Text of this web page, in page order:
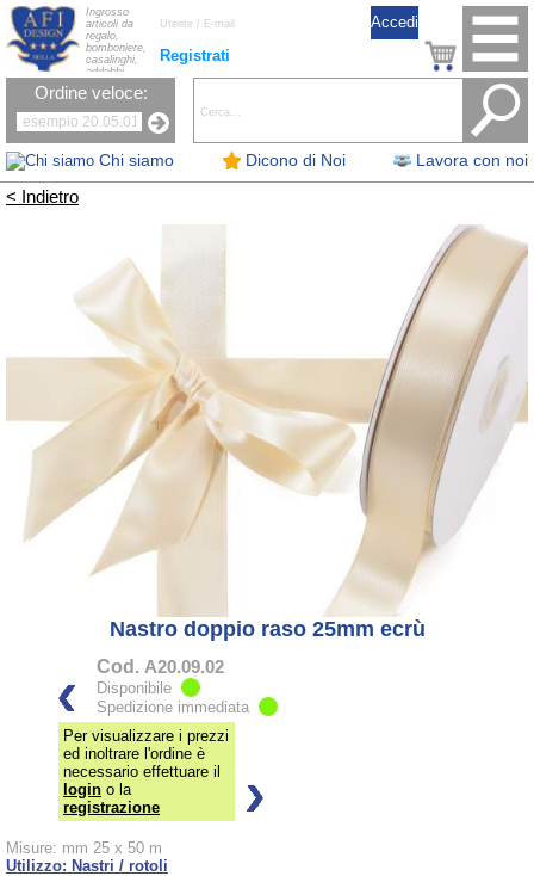
Chi siamo Dicono di Noi Lavora con noi
Registrati
Ingrosso
articoli da
regalo,
bomboniere,
casalinghi,
addobbi
natalizi, nastri,
oggettistica,
la tavola, fiori
artificiali e
candele.
Ordine veloce:
< Indietro
Nastro doppio raso 25mm ecrù
Cod. A20.09.02
Disponibile
Spedizione immediata
Per visualizzare i prezzi
ed inoltrare l'ordine è
necessario effettuare il
login o la
registrazione
Misure: mm 25 x 50 m
Utilizzo: Nastri / rotoli